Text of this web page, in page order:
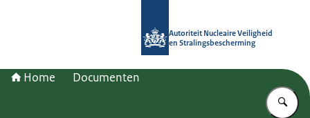
Autoriteit Nucleaire Veiligheid
en Stralingsbescherming
Home Documenten